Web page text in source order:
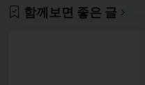
함께보면 좋은 글